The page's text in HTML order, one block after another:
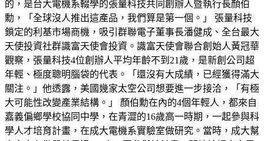
的，是台大電機系輟學的張量科技共同創辦人暨執行長顏伯
勳，「全球沒人推出這產品，我們算是第一個。」 張量科技
鎖定的利基市場商機，吸引群聯電子董事長潘健成、全台最大
天使投資社群識富天使會投資。識富天使會聯合創始人黃冠華
觀察，張量科技4位創辦人平均年齡不到21歲，是新創公司超
年輕、極度聰明腦袋的代表。「還沒有大成績，已經獲得滿大
關注。」他透露，美國幾家太空公司想要進一步接洽，「有極
大可能性改變產業結構。」 顏伯勳在內的4個年輕人，都來自
嘉義偏鄉學校協同中學，在青澀的16歲高一時期，一起參與科
學人才培育計畫，在成大電機系實驗室做研究。當時，成大幫